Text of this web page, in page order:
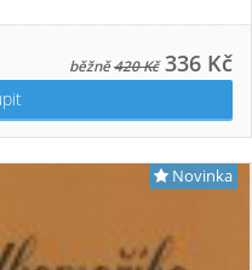
běžně420 Kč 336 Kč
Novinka